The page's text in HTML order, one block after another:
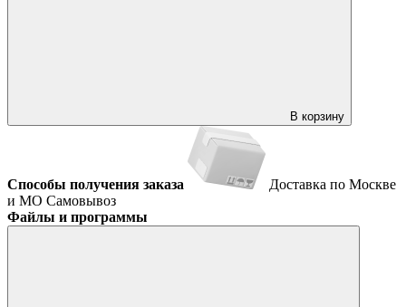
В корзину
Способы получения заказа
Доставка по Москве
и МО Самовывоз
Файлы и программы